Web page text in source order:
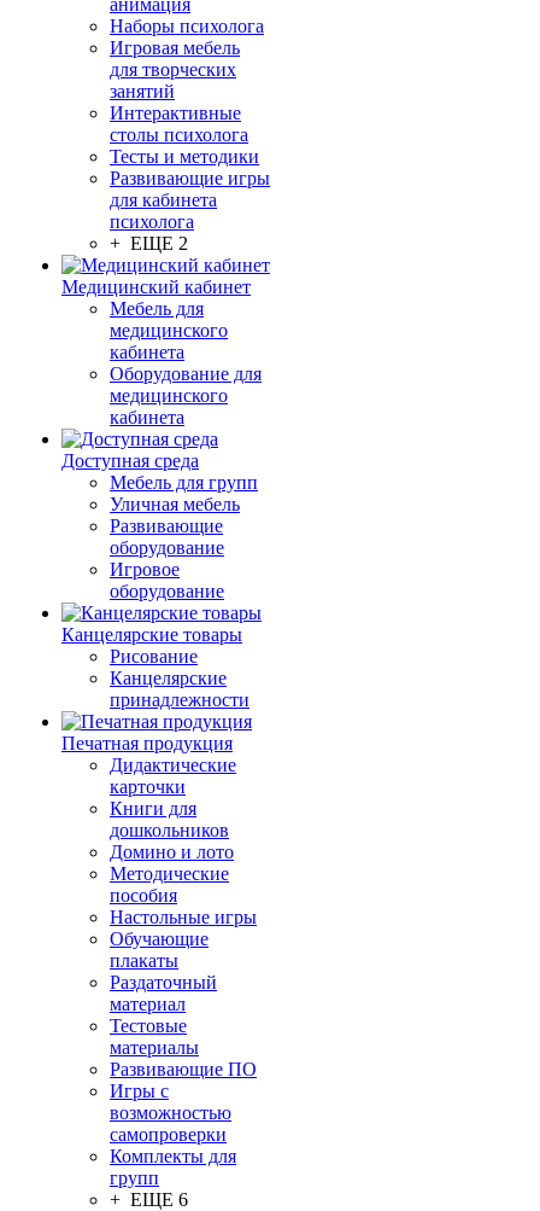
анимация
Наборы психолога
Игровая мебель
для творческих
занятий
Интерактивные
столы психолога
Тесты и методики
Развивающие игры
для кабинета
психолога
+ ЕЩЕ 2
Медицинский кабинет
Мебель для
медицинского
кабинета
Оборудование для
медицинского
кабинета
Доступная среда
Мебель для групп
Уличная мебель
Развивающие
оборудование
Игровое
оборудование
Канцелярские товары
Рисование
Канцелярские
принадлежности
Печатная продукция
Дидактические
карточки
Книги для
дошкольников
Домино и лото
Методические
пособия
Настольные игры
Обучающие
плакаты
Раздаточный
материал
Тестовые
материалы
Развивающие ПО
Игры с
возможностью
самопроверки
Комплекты для
групп
+ ЕЩЕ 6